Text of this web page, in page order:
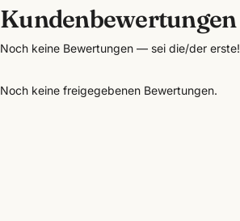
Kundenbewertungen
Noch keine Bewertungen — sei die/der erste!
Noch keine freigegebenen Bewertungen.